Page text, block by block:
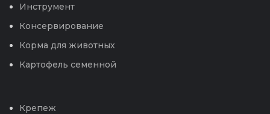
Инструмент
Консервирование
Корма для животных
Картофель семенной
Крепеж